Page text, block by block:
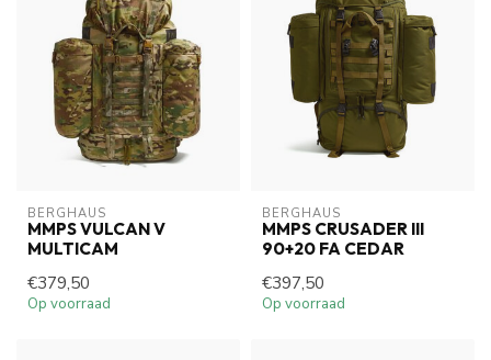
BERGHAUS
MMPS VULCAN V
MULTICAM
€379,50
Op voorraad
BERGHAUS
MMPS CRUSADER III
90+20 FA CEDAR
€397,50
Op voorraad